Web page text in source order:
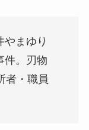
やまゆり
件。刃物
者・職員